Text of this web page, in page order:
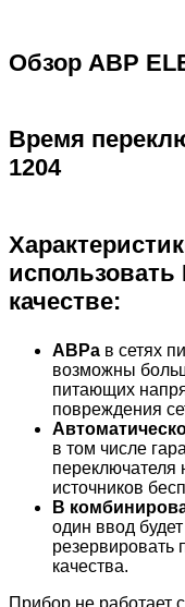
Обзор АВР
Время
1204
использовать
качестве:
АВРа в сетях
возможны
питающих
повреждения
в том числе
переключателя
источников
В
один ввод будет
резервировать
качества.
Прибор не работает с